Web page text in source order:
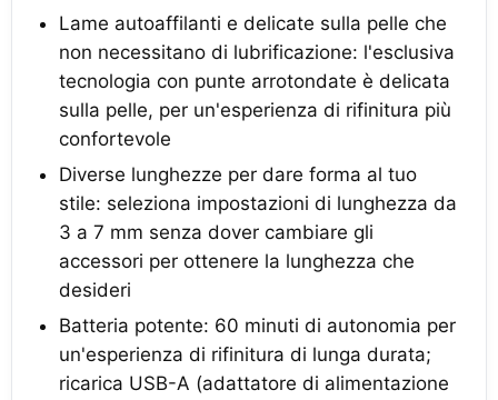
Lame autoaffilanti e delicate sulla pelle che
non necessitano di lubrificazione: l'esclusiva
tecnologia con punte arrotondate è delicata
sulla pelle, per un'esperienza di rifinitura più
confortevole
Diverse lunghezze per dare forma al tuo
stile: seleziona impostazioni di lunghezza da
3 a 7 mm senza dover cambiare gli
accessori per ottenere la lunghezza che
desideri
Batteria potente: 60 minuti di autonomia per
un'esperienza di rifinitura di lunga durata;
ricarica USB-A (adattatore di alimentazione